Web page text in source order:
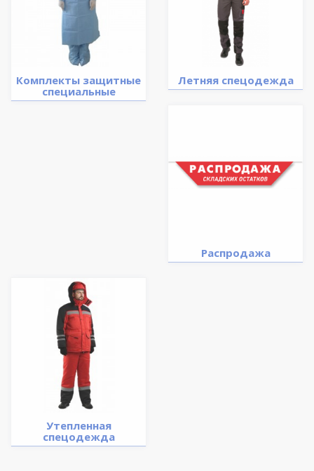
Комплекты защитные
специальные
Летняя спецодежда
Распродажа
Утепленная
спецодежда